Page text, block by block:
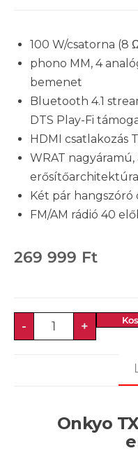
100 W/csatorna (8
phono MM, 4
bemenet
Bluetooth 4.1
DTS Play-Fi
HDMI csatlakozás
WRAT
erősítőarchitektúra
Két pár hangszóró
FM/AM rádió 40
269 999 Ft
- +
Onkyo